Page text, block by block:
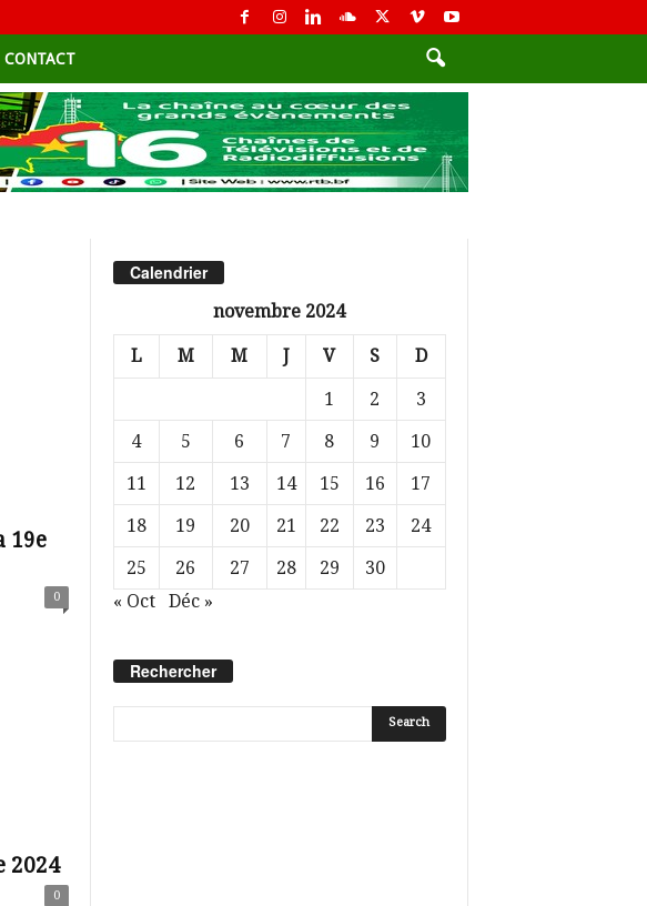
CONTACT
19e
0
2024
0
Calendrier
novembre 2024
L M M J V S D
1 2
3
4
5 6 7 8 9
10
11
12 13 14 15 16
17
18
19 20 21 22 23
24
25
26 27 28 29
30
« Oct
Déc »
Rechercher